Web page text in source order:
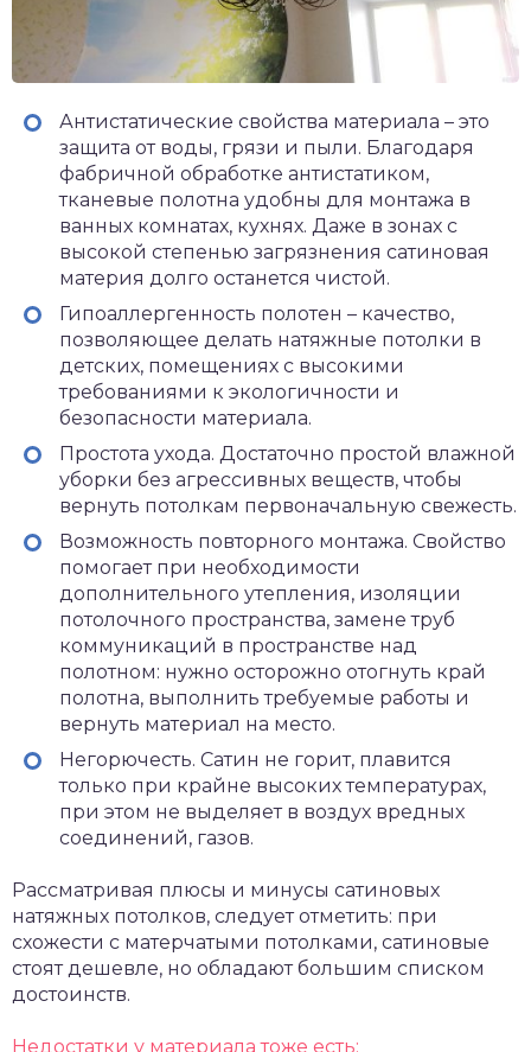
Антистатические свойства материала – это
защита от воды, грязи и пыли. Благодаря
фабричной обработке антистатиком,
тканевые полотна удобны для монтажа в
ванных комнатах, кухнях. Даже в зонах с
высокой степенью загрязнения сатиновая
материя долго останется чистой.
Гипоаллергенность полотен – качество,
позволяющее делать натяжные потолки в
детских, помещениях с высокими
требованиями к экологичности и
безопасности материала.
Простота ухода. Достаточно простой влажной
уборки без агрессивных веществ, чтобы
вернуть потолкам первоначальную свежесть.
Возможность повторного монтажа. Свойство
помогает при необходимости
дополнительного утепления, изоляции
потолочного пространства, замене труб
коммуникаций в пространстве над
полотном: нужно осторожно отогнуть край
полотна, выполнить требуемые работы и
вернуть материал на место.
Негорючесть. Сатин не горит, плавится
только при крайне высоких температурах,
при этом не выделяет в воздух вредных
соединений, газов.
Рассматривая плюсы и минусы сатиновых
натяжных потолков, следует отметить: при
схожести с матерчатыми потолками, сатиновые
стоят дешевле, но обладают большим списком
достоинств.
Недостатки у материала тоже есть: